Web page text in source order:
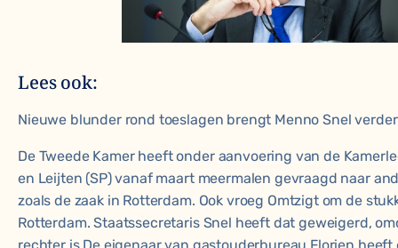
Lees ook:
Nieuwe blunder rond toeslagen brengt Menno Snel
De Tweede Kamer heeft onder aanvoering van de
en Leijten (SP) vanaf maart meermalen gevraagd naar
zoals de zaak in Rotterdam. Ook vroeg Omtzigt om de
Rotterdam. Staatssecretaris Snel heeft dat geweigerd,